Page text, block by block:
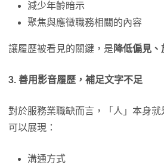
減少年齡暗示
聚焦與應徵職務相關的內容
讓履歷被看見的關鍵，是 降低偏見
3. 善用影音履歷，補足文字不足
對於服務業職缺而言，「人」本身
可以展現：
溝通方式